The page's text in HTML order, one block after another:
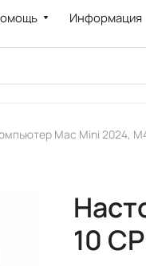
Информация
Mac Mini 2024,
10